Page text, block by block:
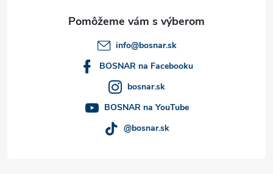
info@bosnar.sk
BOSNAR na Facebooku
bosnar.sk
BOSNAR na YouTube
@bosnar.sk